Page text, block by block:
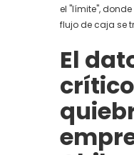
el "límite",
flujo de caja se
El